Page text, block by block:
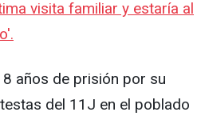
visita familiar y estaría al
años de prisión por su
del 11J en el poblado